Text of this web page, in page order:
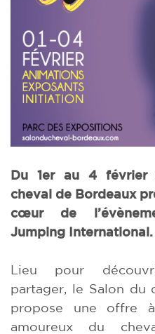
Du 1er au 4 février
cheval de Bordeaux
cœur de
Jumping International.
Lieu pour
partager, le Salon du
propose une offre
amoureux du